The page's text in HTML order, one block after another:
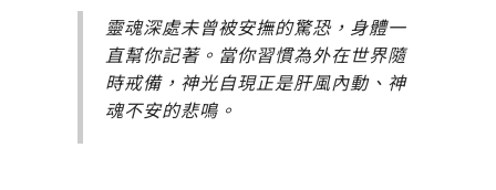
靈魂深處未曾被安撫的驚恐，身體一
直幫你記著。當你習慣為外在世界隨
時戒備，神光自現正是肝風內動、神
魂不安的悲鳴。